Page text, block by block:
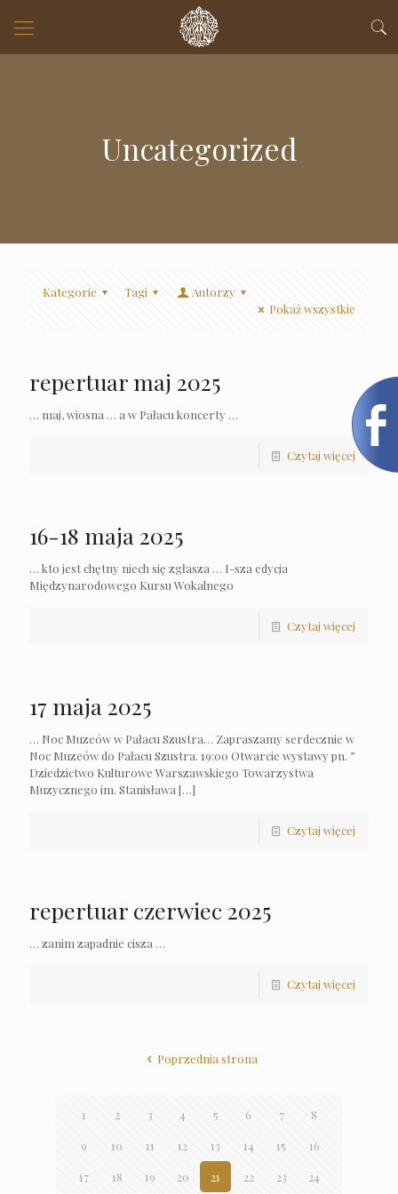
Uncategorized
Kategorie Tagi
Autorzy
Pokaż wszystkie
repertuar maj 2025
… maj, wiosna … a w Pałacu koncerty …
Czytaj więcej
16-18 maja 2025
… kto jest chętny niech się zgłasza … I-sza edycja
Międzynarodowego Kursu Wokalnego
Czytaj więcej
17 maja 2025
… Noc Muzeów w Pałacu Szustra… Zapraszamy serdecznie w
Noc Muzeów do Pałacu Szustra. 19:00 Otwarcie wystawy pn. ”
Dziedzictwo Kulturowe Warszawskiego Towarzystwa
Muzycznego im. Stanisława […]
Czytaj więcej
repertuar czerwiec 2025
… zanim zapadnie cisza …
Czytaj więcej
Poprzednia strona
1 2 3 4 5 6 7 8
9 10 11 12 13 14 15 16
17 18 19 20 21 22 23 24